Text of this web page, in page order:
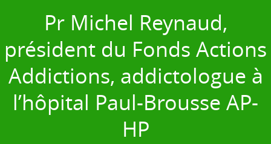
Pr Michel Reynaud,
président du Fonds Actions
Addictions, addictologue à
l’hôpital Paul-Brousse AP-
HP